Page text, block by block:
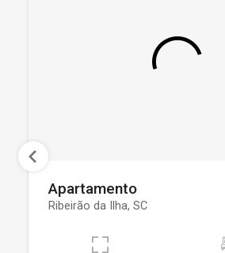
Apartamento
Ribeirão da Ilha, SC